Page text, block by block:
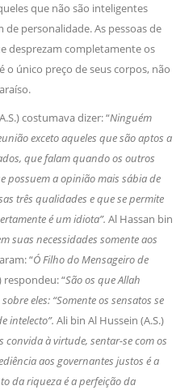
que não são inteligentes
personalidade. As pessoas de
desprezam completamente os
o único preço de seus corpos, não
costumava dizer: “Ninguém
exceto aqueles que são aptos a
que falam quando os outros
possuem a opinião mais sábia de
três qualidades e que se permite
é um idiota”. Al Hassan bin
suas necessidades somente aos
“Ó Filho do Mensageiro de
respondeu: “São os que Allah
eles: “Somente os sensatos se
intelecto”. Ali bin Al Hussein (A.S.)
convida à virtude, sentar-se com os
aos governantes justos é a
da riqueza é a perfeição da